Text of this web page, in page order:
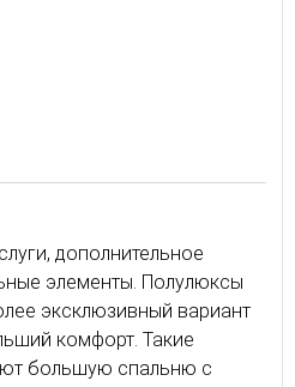
дополнительное
элементы. Полулюксы
эксклюзивный вариант
комфорт. Такие
большую спальню с